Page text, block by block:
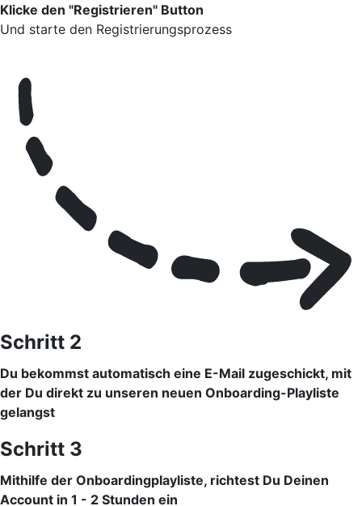
Klicke den "Registrieren" Button
Und starte den Registrierungsprozess
Schritt 2
Du bekommst automatisch eine E-Mail zugeschickt, mit
der Du direkt zu unseren neuen Onboarding-Playliste
gelangst
Schritt 3
Mithilfe der Onboardingplayliste, richtest Du Deinen
Account in 1 - 2 Stunden ein